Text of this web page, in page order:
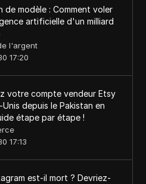
de modèle : Comment voler
artificielle d'un milliard
l'argent
17:20
votre compte vendeur Etsy
depuis le Pakistan en
étape par étape !
17:13
est-il mort ? Devriez-